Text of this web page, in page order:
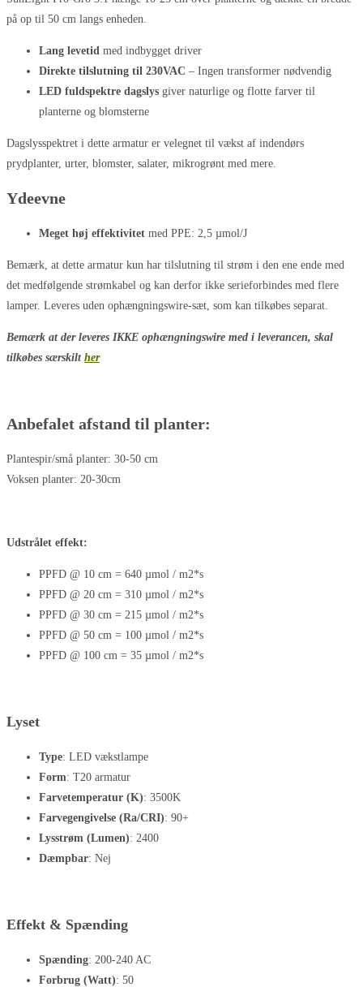
på op til 50 cm langs enheden.
Lang levetid med indbygget driver
Direkte tilslutning til 230VAC – Ingen transformer nødvendig
LED fuldspektre dagslys giver naturlige og flotte farver til
planterne og blomsterne
Dagslysspektret i dette armatur er velegnet til vækst af indendørs
prydplanter, urter, blomster, salater, mikrogrønt med mere.
Ydeevne
Meget høj effektivitet med PPE: 2,5 µmol/J
Bemærk, at dette armatur kun har tilslutning til strøm i den ene ende med
det medfølgende strømkabel og kan derfor ikke serieforbindes med flere
lamper. Leveres uden ophængningswire-sæt, som kan tilkøbes separat.
Bemærk at der leveres IKKE ophængningswire med i leverancen, skal
tilkøbes særskilt her
Anbefalet afstand til planter:
Plantespir/små planter: 30-50 cm
Voksen planter: 20-30cm
Udstrålet effekt:
PPFD @ 10 cm = 640 µmol / m2*s
PPFD @ 20 cm = 310 µmol / m2*s
PPFD @ 30 cm = 215 µmol / m2*s
PPFD @ 50 cm = 100 µmol / m2*s
PPFD @ 100 cm = 35 µmol / m2*s
Lyset
Type: LED vækstlampe
Form: T20 armatur
Farvetemperatur (K): 3500K
Farvegengivelse (Ra/CRI): 90+
Lysstrøm (Lumen): 2400
Dæmpbar: Nej
Effekt & Spænding
Spænding: 200-240 AC
Forbrug (Watt): 50